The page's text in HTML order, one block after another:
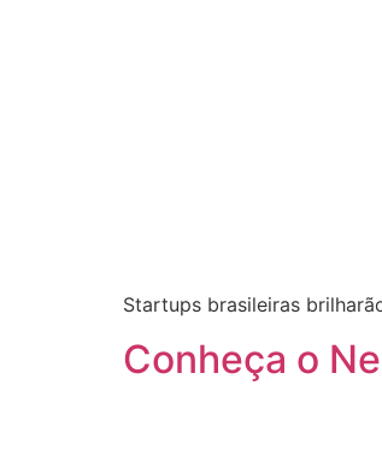
Startups brasileiras
Conheça o